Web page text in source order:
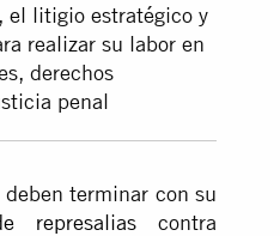
el litigio estratégico y
realizar su labor en
derechos
penal
terminar con su
represaliascontra